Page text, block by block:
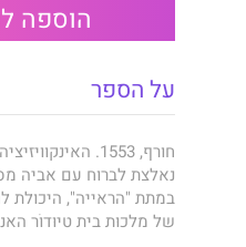
הוספה
על הספר
חורף, 1553.
נאלצת לברוח עם אביה
במתת "הראייה", היכולת
של מלכוּת בית טיוּדוֹר